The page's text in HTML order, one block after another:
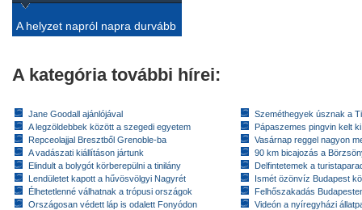
A helyzet napról napra durvább
A kategória további hírei:
Jane Goodall ajánlójával
A legzöldebbek között a szegedi egyetem
Repceolajjal Bresztből Grenoble-ba
A vadászati kiállításon jártunk
Elindult a bolygót körberepülni a tinilány
Lendületet kapott a hűvösvölgyi Nagyrét
Élhetetlenné válhatnak a trópusi országok
Országosan védett láp is odalett Fonyódon
Szeméthegyek úsznak a
Pápaszemes pingvin kelt
Vasárnap reggel nagyon
90 km bicajozás a
Delfintetemek a
Ismét özönvíz Budapest
Felhőszakadás
Videón a nyíregyházi